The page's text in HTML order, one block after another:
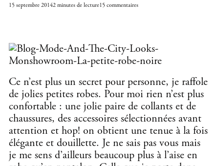
15 septembre 20142 minutes de lecture15 commentaires
Ce n’est plus un secret pour personne, je raffole
de jolies petites robes. Pour moi rien n’est plus
confortable : une jolie paire de collants et de
chaussures, des accessoires sélectionnées avant
attention et hop! on obtient une tenue à la fois
élégante et douillette. Je ne sais pas vous mais
je me sens d’ailleurs beaucoup plus à l’aise en